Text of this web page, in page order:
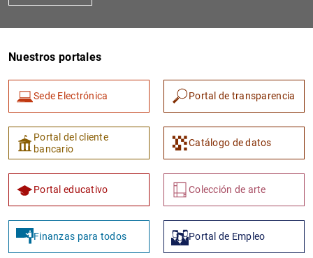
1 2
Nuestros portales
Sede Electrónica Portal de transparencia
Portal del cliente
bancario
Catálogo de datos
Portal educativo Colección de arte
Finanzas para todos Portal de Empleo